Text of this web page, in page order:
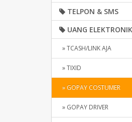
TELPON & SMS
UANG ELEKTRONIK
» TCASH/LINK AJA
» TIXID
» GOPAY COSTUMER
» GOPAY DRIVER